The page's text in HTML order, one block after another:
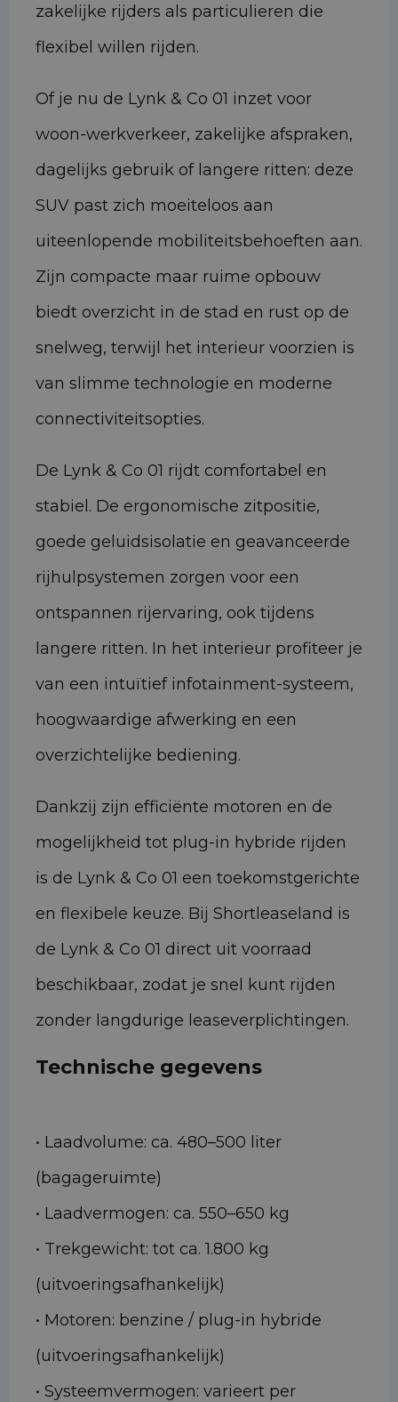
zakelijke rijders als particulieren die
flexibel willen rijden.
Of je nu de Lynk & Co 01 inzet voor
woon-werkverkeer, zakelijke afspraken,
dagelijks gebruik of langere ritten: deze
SUV past zich moeiteloos aan
uiteenlopende mobiliteitsbehoeften aan.
Zijn compacte maar ruime opbouw
biedt overzicht in de stad en rust op de
snelweg, terwijl het interieur voorzien is
van slimme technologie en moderne
connectiviteitsopties.
De Lynk & Co 01 rijdt comfortabel en
stabiel. De ergonomische zitpositie,
goede geluidsisolatie en geavanceerde
rijhulpsystemen zorgen voor een
ontspannen rijervaring, ook tijdens
langere ritten. In het interieur profiteer je
van een intuïtief infotainment-systeem,
hoogwaardige afwerking en een
overzichtelijke bediening.
Dankzij zijn efficiënte motoren en de
mogelijkheid tot plug-in hybride rijden
is de Lynk & Co 01 een toekomstgerichte
en flexibele keuze. Bij Shortleaseland is
de Lynk & Co 01 direct uit voorraad
beschikbaar, zodat je snel kunt rijden
zonder langdurige leaseverplichtingen.
Technische gegevens
• Laadvolume: ca. 480–500 liter
(bagageruimte)
• Laadvermogen: ca. 550–650 kg
• Trekgewicht: tot ca. 1.800 kg
(uitvoeringsafhankelijk)
• Motoren: benzine / plug-in hybride
(uitvoeringsafhankelijk)
• Systeemvermogen: varieert per